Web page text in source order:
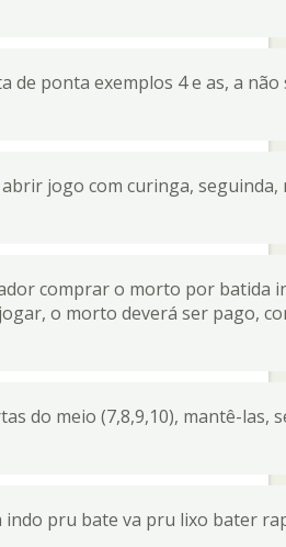
de ponta exemplos 4 e as, a
jogo com curinga, seguinda,
comprar o morto por batida
o morto deverá ser pago,
do meio (7,8,9,10), mantê-las,
indo pru bate va pru lixo bater